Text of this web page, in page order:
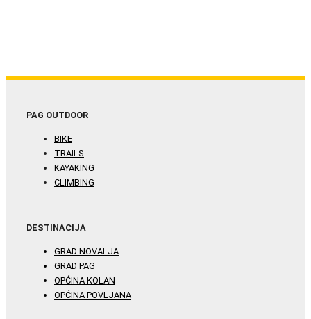
PAG OUTDOOR
BIKE
TRAILS
KAYAKING
CLIMBING
DESTINACIJA
GRAD NOVALJA
GRAD PAG
OPĆINA KOLAN
OPĆINA POVLJANA